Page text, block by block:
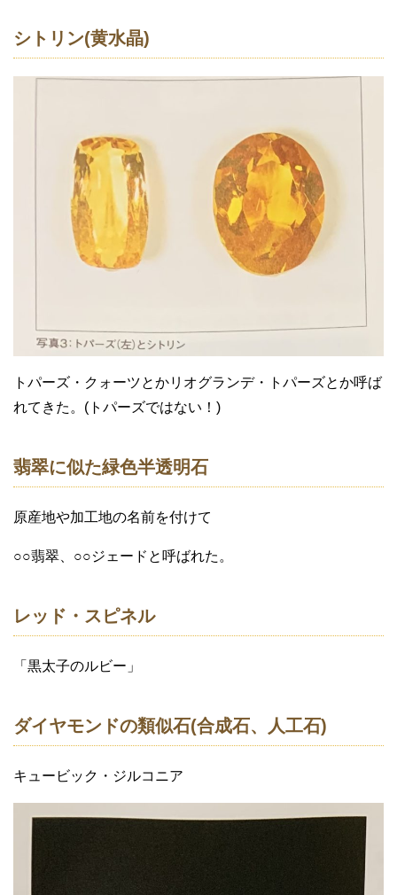
シトリン(黄水晶)
トパーズ・クォーツとかリオグランデ・トパーズとか呼ば
れてきた。(トパーズではない！)
翡翠に似た緑色半透明石
原産地や加工地の名前を付けて
○○翡翠、○○ジェードと呼ばれた。
レッド・スピネル
「黒太子のルビー」
ダイヤモンドの類似石(合成石、人工石)
キュービック・ジルコニア